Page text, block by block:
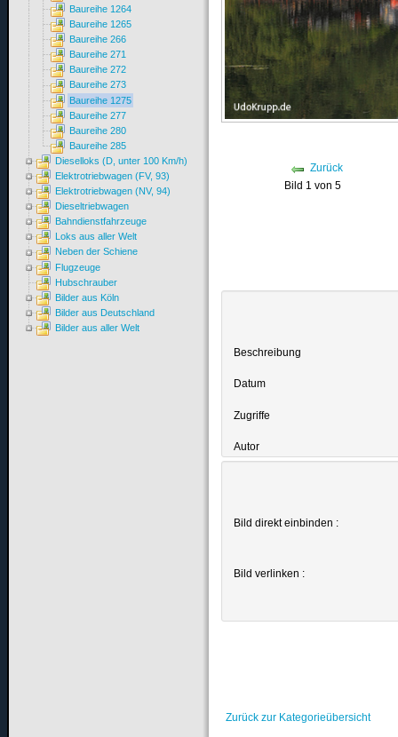
Zurück
Bild 1 von 5
Beschreibung
Datum
Zugriffe
Autor
Bild direkt einbinden :
Bild verlinken :
Zurück zur Kategorieübersicht
Baureihe 1264
Baureihe 1265
Baureihe 266
Baureihe 271
Baureihe 272
Baureihe 273
Baureihe 1275
Baureihe 277
Baureihe 280
Baureihe 285
Dieselloks (D, unter 100 Km/h)
Elektrotriebwagen (FV, 93)
Elektrotriebwagen (NV, 94)
Dieseltriebwagen
Bahndienstfahrzeuge
Loks aus aller Welt
Neben der Schiene
Flugzeuge
Hubschrauber
Bilder aus Köln
Bilder aus Deutschland
Bilder aus aller Welt